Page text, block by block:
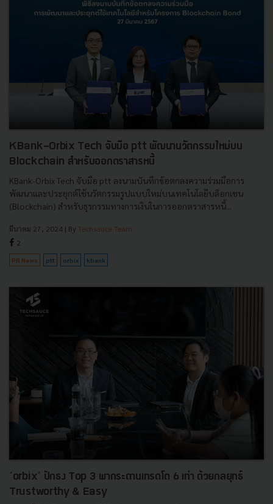
KBank-Orbix Tech จับมือ ptt พัฒนานวัตกรรมใหม่บน
Blockchain สำหรับออกตราสารหนี้
KBank-Orbix Tech จับมือ ptt ลงนามบันทึกข้อตกลงความร่วมมือการ
พัฒนาและประยุกต์ใช้นวัตกรรมรูปแบบใหม่บนเทคโนโลยีบล็อกเชน
(Blockchain) สำหรับธุรกรรมทางการเงินในการออกตราสารหนี้...
มีนาคม 27, 2024 | By Techsauce Team
2
PR News ptt orbix kbank
‘orbix‘ ปักธง Top 3 พากระดานเทรดโต 6 เท่า ด้วยกลยุทธ์
Trustworthy & Easy